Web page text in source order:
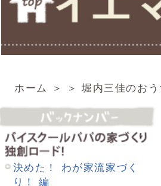
ホーム＞ 堀内三佳のおうち大好き！
人気
ちの
果て
を持
り！ 編
土地探し奮闘記（後編）
土地探し奮闘記（前編）
やっぱりマイホームが欲し
い！ 編
お客さま目線 編